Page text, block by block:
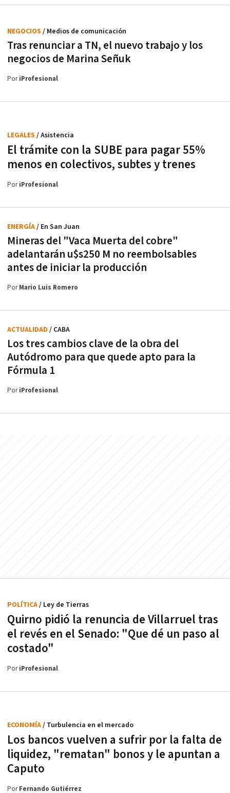
Tras renunciar a TN, el nuevo trabajo y los
negocios de Marina Señuk
NEGOCIOS / Medios de comunicación
PoriProfesional
El trámite con la SUBE para pagar 55%
menos en colectivos, subtes y trenes
LEGALES / Asistencia
PoriProfesional
Mineras del "Vaca Muerta del cobre"
adelantarán u$s250 M no reembolsables
antes de iniciar la producción
ENERGÍA/ En San Juan
PorMario Luis Romero
Los tres cambios clave de la obra del
Autódromo para que quede apto para la
Fórmula 1
ACTUALIDAD / CABA
PoriProfesional
Quirno pidió la renuncia de Villarruel tras
el revés en el Senado: "Que dé un paso al
costado"
POLÍTICA/ Ley de Tierras
PoriProfesional
Los bancos vuelven a sufrir por la falta de
liquidez, "rematan" bonos y le apuntan a
Caputo
ECONOMÍA/ Turbulencia en el mercado
PorFernando Gutiérrez